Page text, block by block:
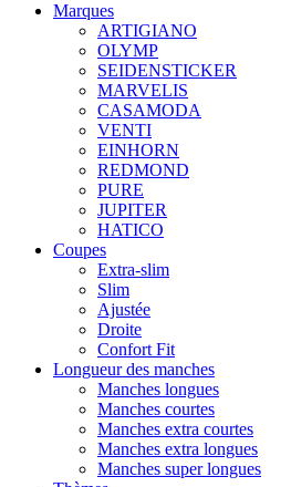
Marques
ARTIGIANO
OLYMP
SEIDENSTICKER
MARVELIS
CASAMODA
VENTI
EINHORN
REDMOND
PURE
JUPITER
HATICO
Coupes
Extra-slim
Slim
Ajustée
Droite
Confort Fit
Longueur des manches
Manches longues
Manches courtes
Manches extra courtes
Manches extra longues
Manches super longues